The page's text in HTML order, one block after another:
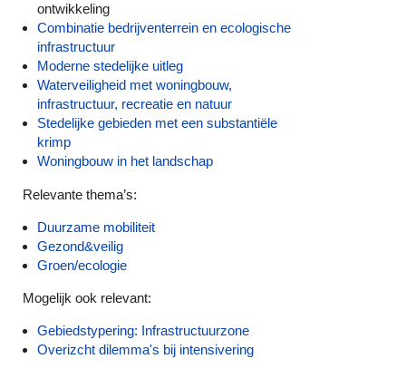
ontwikkeling
Combinatie bedrijventerrein en ecologische
infrastructuur
Moderne stedelijke uitleg
Waterveiligheid met woningbouw,
infrastructuur, recreatie en natuur
Stedelijke gebieden met een substantiële
krimp
Woningbouw in het landschap
Relevante thema’s:
Duurzame mobiliteit
Gezond&veilig
Groen/ecologie
Mogelijk ook relevant:
Gebiedstypering: Infrastructuurzone
Overizcht dilemma's bij intensivering